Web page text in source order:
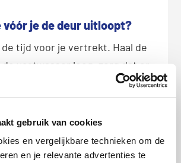
gebruik van cookies
en vergelijkbare technieken om de
en je relevante advertenties te
vóór je de deur uitloopt?
de tijd voor je vertrekt. Haal de
vaatwasser leeg, zorg dat er
was in de wasmachine zit en
alle ramen en deuren. Denk
de voordeur, maar ook aan